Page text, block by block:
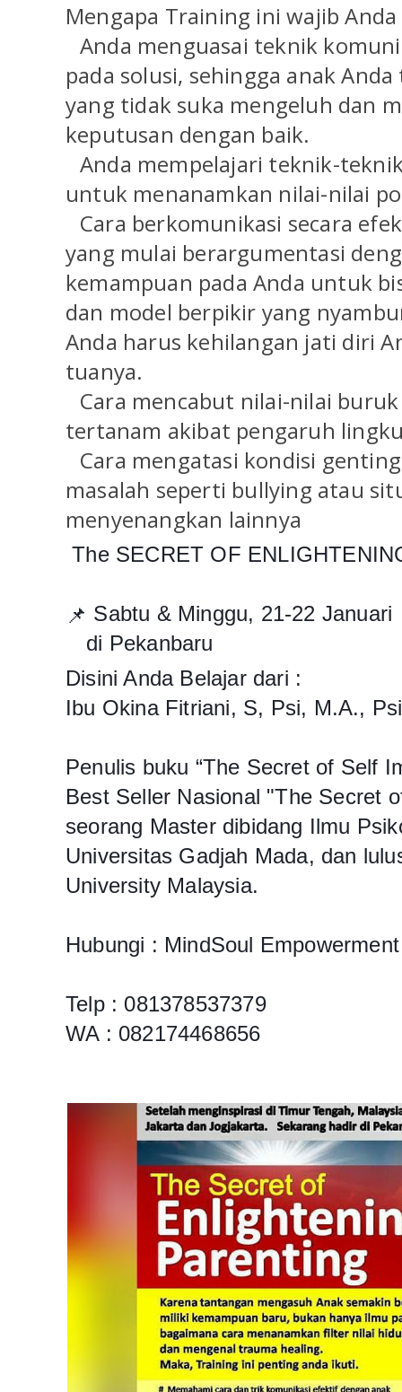
Mengapa Training ini wajib
Anda menguasai teknik
pada solusi, sehingga anak
yang tidak suka mengeluh dan
keputusan dengan baik.
Anda mempelajari teknik-
untuk menanamkan nilai-nilai
🔸Cara berkomunikasi secara
yang mulai berargumentasi
kemampuan pada Anda untuk
dan model berpikir yang
Anda harus kehilangan jati diri
tuanya.
🔸Cara mencabut nilai-nilai
tertanam akibat pengaruh
🔸Cara mengatasi kondisi
masalah seperti bullying atau
menyenangkan lainnya
The SECRET OF
📌 Sabtu & Minggu, 21-22
di Pekanbaru
Disini Anda Belajar dari :
Ibu Okina Fitriani, S, Psi, M.A.,
Penulis buku “The Secret of Self
Best Seller Nasional "The Secret
seorang Master dibidang Ilmu
Universitas Gadjah Mada, dan
University Malaysia.
Hubungi : MindSoul Empowerment
Telp : 081378537379
WA : 082174468656